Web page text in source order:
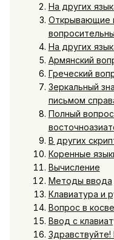
На других
Открывающие
На других
Армянский
Греческий
Зеркальный
письмом
Полный
В других
Коренные
Вычисление
Методы ввода
Клавиатура и
Вопрос в
Ввод с